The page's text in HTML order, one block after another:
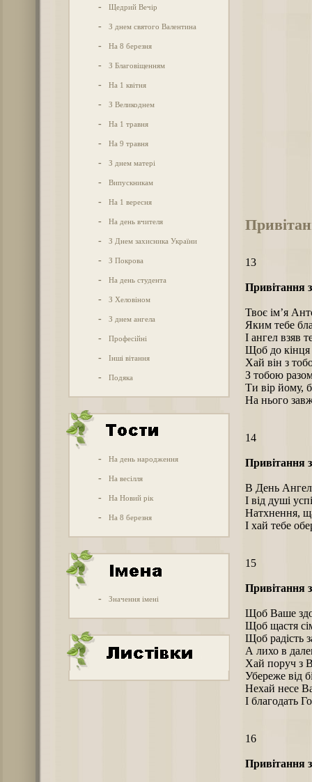
- Щедрий Вечір
- З днем святого Валентина
- На 8 березня
- З Благовіщенням
- На 1 квітня
- З Великоднем
- На 1 травня
- На 9 травня
- З днем матері
- Випускникам
- На 1 вересня
- На день вчителя
- З Днем захисника України
- З Покрова
- На день студента
- З Хеловіном
- З днем ангела
- Професійні
- Інші вітання
- Подяка
- На день народження
- На весілля
- На Новий рік
- На 8 березня
- Значення імені
13
Привітання
Твоє ім’я
Яким тебе
І ангел взяв
Щоб до кінця
Хай він з
З тобою
Ти вір йому,
На нього
14
Привітання
В День
І від душі
Натхнення,
І хай тебе
15
Привітання
Щоб Ваше
Щоб щастя
Щоб радість
А лихо в
Хай поруч з
Убереже від
Нехай несе
І благодать
16
Привітання